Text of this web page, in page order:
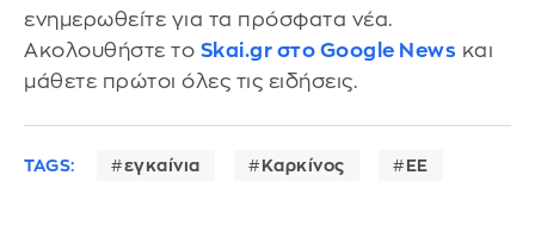
ενημερωθείτε για τα πρόσφατα νέα.
Ακολουθήστε το Skai.gr στο Google News και
μάθετε πρώτοι όλες τις ειδήσεις.
TAGS: εγκαίνια Καρκίνος ΕΕ